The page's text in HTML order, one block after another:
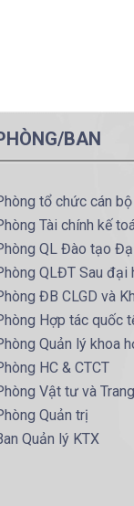
BAN
tổ chức cán bộ
Tài chính kế
QL Đào tạo
QLĐT Sau đại
ĐB CLGD và
Hợp tác quốc
Quản lý khoa
HC & CTCT
Vật tư và
Quản trị
Quản lý KTX